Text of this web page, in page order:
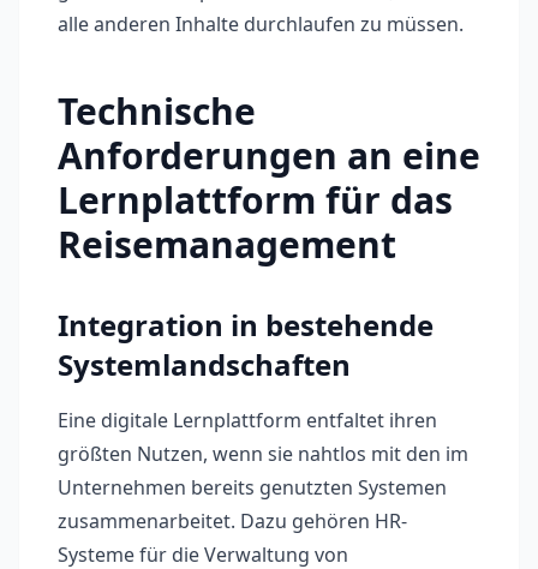
alle anderen Inhalte durchlaufen zu müssen.
Technische
Anforderungen an eine
Lernplattform für das
Reisemanagement
Integration in bestehende
Systemlandschaften
Eine digitale Lernplattform entfaltet ihren
größten Nutzen, wenn sie nahtlos mit den im
Unternehmen bereits genutzten Systemen
zusammenarbeitet. Dazu gehören HR-
Systeme für die Verwaltung von